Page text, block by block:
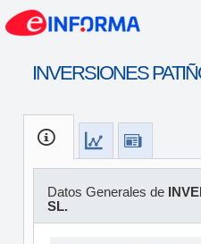
INVERSIONES
Datos Generales de
SL.